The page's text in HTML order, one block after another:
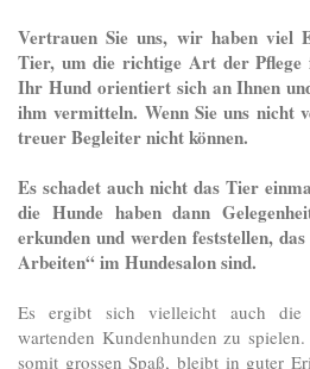
Vertrauen Sie uns, wir haben viel
Tier, um die richtige Art der
Ihr Hund orientiert sich an Ihnen
ihm vermitteln. Wenn Sie uns nicht
treuer Begleiter nicht können.
Es schadet auch nicht das Tier
die Hunde haben dann
erkunden und werden feststellen,
Arbeiten“ im Hundesalon sind.
Es ergibt sich vielleicht auch die
wartenden Kundenhunden zu
somit grossen Spaß, bleibt in guter